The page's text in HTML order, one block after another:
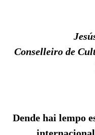
Conselleiro de
Dende hai lempo